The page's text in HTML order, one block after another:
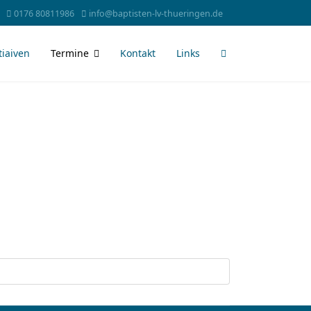
0176 80811986 info@baptisten-lv-thueringen.de
Termine Kontakt Links